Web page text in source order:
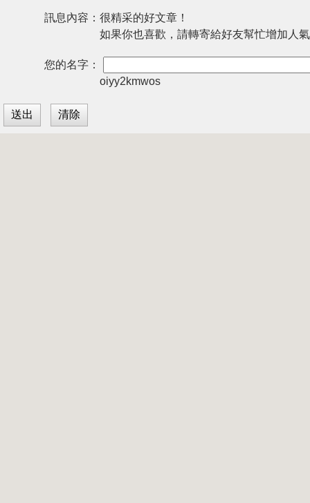
訊息內容： 很精采的好文章！
如果你也喜歡，請轉寄給好友幫忙增加人
您的名字：
oiyy2kmwos